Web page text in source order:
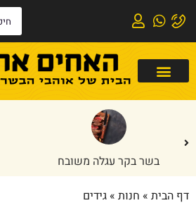
בשר בקר עגלה משובח
דף הבית » חנות »גידים